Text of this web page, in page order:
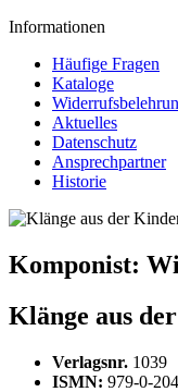
Informationen
Häufige Fragen
Kataloge
Aktuelles
Datenschutz
Ansprechpartner
Historie
Komponist:
Klänge aus
Verlagsnr. 1039
ISMN: 979-0-